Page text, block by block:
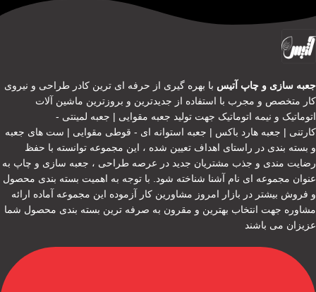
جعبه سازی و چاپ آتیس با بهره گیری از حرفه ای ترین کادر طراحی و نیروی
کار متخصص و مجرب با استفاده از جدیدترین و بروزترین ماشین آلات
اتوماتیک و نیمه اتوماتیک جهت تولید جعبه مقوایی | جعبه لمینتی -
کارتنی | جعبه هارد باکس | جعبه استوانه ای - قوطی مقوایی | ست های جعبه
و بسته بندی در راستای اهداف تعیین شده ، این مجموعه توانسته با حفظ
رضایت مندی و جذب مشتریان جدید در عرصه طراحی ، جعبه سازی و چاپ به
عنوان مجموعه ای نام آشنا شناخته شود. با توجه به اهمیت بسته بندی محصول
و فروش بیشتر در بازار امروز مشاورین کار آزموده این مجموعه آماده ارائه
مشاوره جهت انتخاب بهترین و مقرون به صرفه ترین بسته بندی محصول شما
عزیزان می باشند